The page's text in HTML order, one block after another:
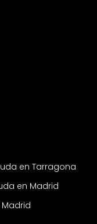
en Tarragona
en Madrid